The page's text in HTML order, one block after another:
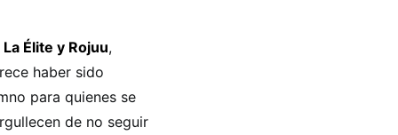
Élite y Rojuu,
haber sido
para quienes se
de no seguir